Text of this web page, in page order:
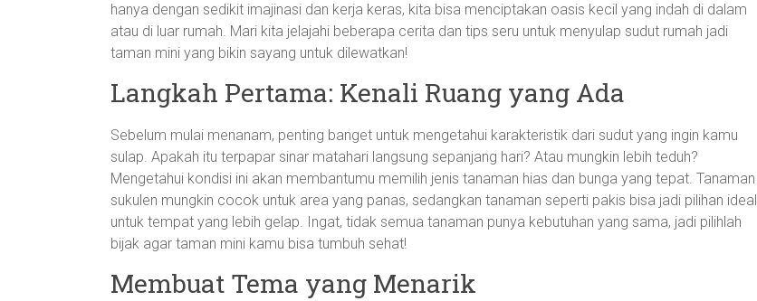
hanya dengan sedikit imajinasi dan kerja keras, kita bisa menciptakan oasis kecil yang indah di dalam
atau di luar rumah. Mari kita jelajahi beberapa cerita dan tips seru untuk menyulap sudut rumah jadi
taman mini yang bikin sayang untuk dilewatkan!
Langkah Pertama: Kenali Ruang yang Ada
Sebelum mulai menanam, penting banget untuk mengetahui karakteristik dari sudut yang ingin kamu
sulap. Apakah itu terpapar sinar matahari langsung sepanjang hari? Atau mungkin lebih teduh?
Mengetahui kondisi ini akan membantumu memilih jenis tanaman hias dan bunga yang tepat. Tanaman
sukulen mungkin cocok untuk area yang panas, sedangkan tanaman seperti pakis bisa jadi pilihan ideal
untuk tempat yang lebih gelap. Ingat, tidak semua tanaman punya kebutuhan yang sama, jadi pilihlah
bijak agar taman mini kamu bisa tumbuh sehat!
Membuat Tema yang Menarik